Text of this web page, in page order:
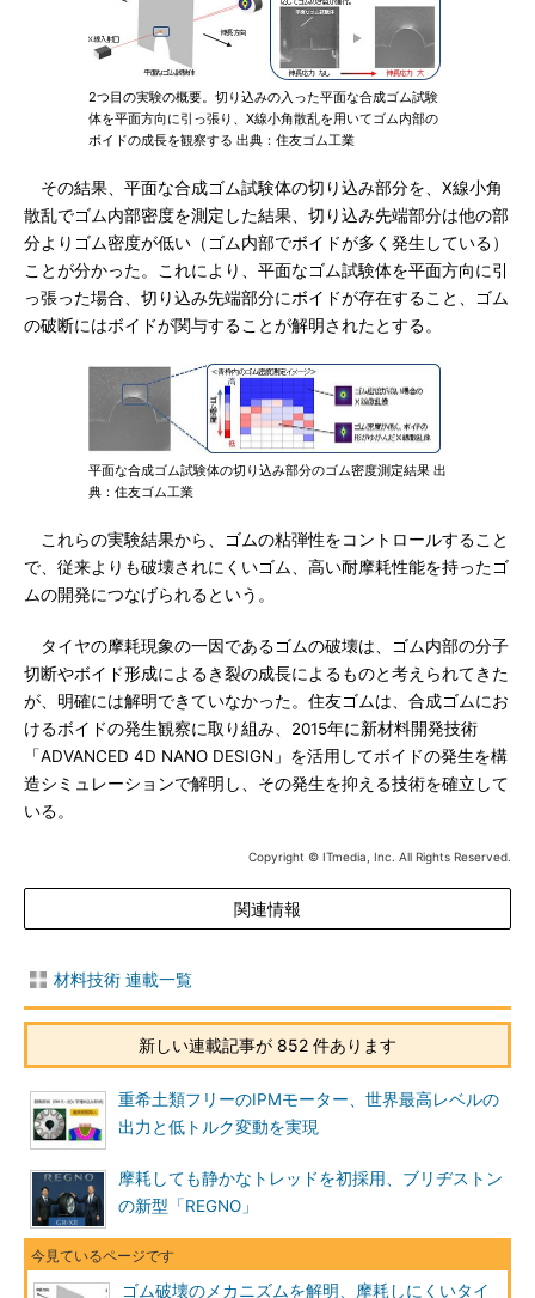
2つ目の実験の概要。切り込みの入った平面な合成ゴム試験
体を平面方向に引っ張り、X線小角散乱を用いてゴム内部の
ボイドの成長を観察する 出典：住友ゴム工業
その結果、平面な合成ゴム試験体の切り込み部分を、X線小角
散乱でゴム内部密度を測定した結果、切り込み先端部分は他の部
分よりゴム密度が低い（ゴム内部でボイドが多く発生している）
ことが分かった。これにより、平面なゴム試験体を平面方向に引
っ張った場合、切り込み先端部分にボイドが存在すること、ゴム
の破断にはボイドが関与することが解明されたとする。
平面な合成ゴム試験体の切り込み部分のゴム密度測定結果 出
典：住友ゴム工業
これらの実験結果から、ゴムの粘弾性をコントロールすること
で、従来よりも破壊されにくいゴム、高い耐摩耗性能を持ったゴ
ムの開発につなげられるという。
タイヤの摩耗現象の一因であるゴムの破壊は、ゴム内部の分子
切断やボイド形成によるき裂の成長によるものと考えられてきた
が、明確には解明できていなかった。住友ゴムは、合成ゴムにお
けるボイドの発生観察に取り組み、2015年に新材料開発技術
「ADVANCED 4D NANO DESIGN」を活用してボイドの発生を構
造シミュレーションで解明し、その発生を抑える技術を確立して
いる。
Copyright © ITmedia, Inc. All Rights Reserved.
関連情報
材料技術 連載一覧
新しい連載記事が 852 件あります
重希土類フリーのIPMモーター、世界最高レベルの
出力と低トルク変動を実現
摩耗しても静かなトレッドを初採用、ブリヂストン
の新型「REGNO」
ゴム破壊のメカニズムを解明、摩耗しにくいタイ